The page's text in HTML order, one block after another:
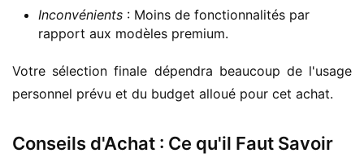
Inconvénients : Moins de fonctionnalités par
rapport aux modèles premium.
Votre sélection finale dépendra beaucoup de l'usage
personnel prévu et du budget alloué pour cet achat.
Conseils d'Achat : Ce qu'il Faut Savoir